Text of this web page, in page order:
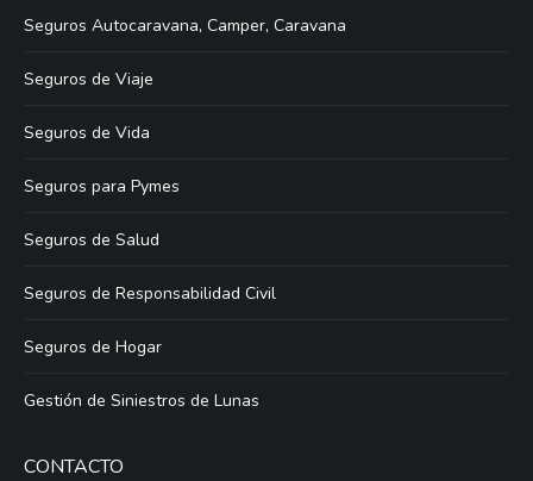
Seguros Autocaravana, Camper, Caravana
Seguros de Viaje
Seguros de Vida
Seguros para Pymes
Seguros de Salud
Seguros de Responsabilidad Civil
Seguros de Hogar
Gestión de Siniestros de Lunas
CONTACTO